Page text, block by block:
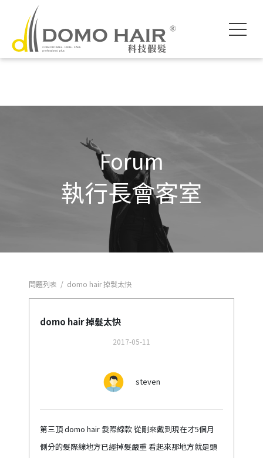
Forum
執行長會客室
問題列表 / domo hair 掉髮太快
domo hair 掉髮太快
2017-05-11
steven
第三頂 domo hair 髮際線款 從剛來戴到現在才5個月
側分的髮際線地方已經掉髮嚴重 看起來那地方就是頭